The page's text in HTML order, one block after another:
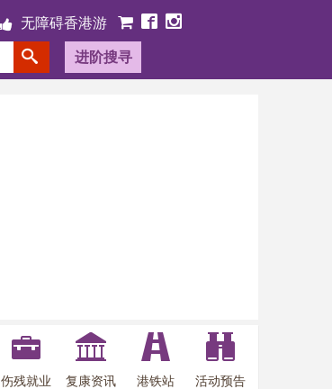
无障碍香港游
进阶搜寻
伤残就业 复康资讯 港铁站 活动预告